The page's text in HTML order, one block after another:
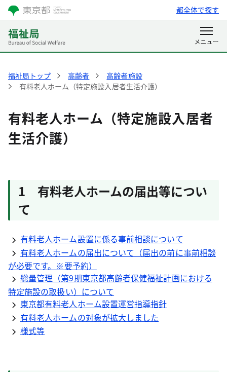
都全体で探す
福祉局トップ 高齢者
高齢者施設
有料老人ホーム（特定施設入居者生活介護）
有料老人ホーム（特定施設入居者
生活介護）
1 有料老人ホームの届出等につい
て
有料老人ホーム設置に係る事前相談について
有料老人ホームの届出について（届出の前に事前相談
が必要です。※要予約）
総量管理（第9期東京都高齢者保健福祉計画における
特定施設の取扱い）について
東京都有料老人ホーム設置運営指導指針
有料老人ホームの対象が拡大しました
様式等